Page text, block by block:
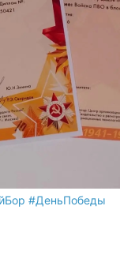
#ДеньПобеды